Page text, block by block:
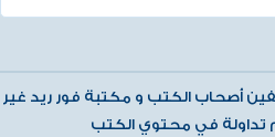
أصحاب الكتب و مكتبة فور ريد غير
تداولة في محتوي الكتب